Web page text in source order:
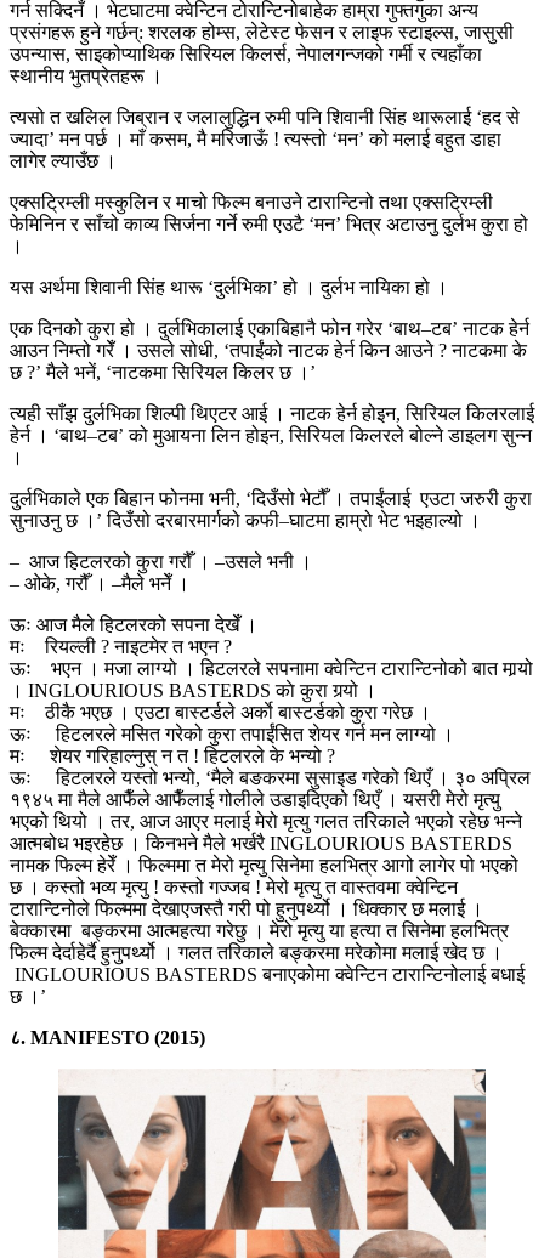
गर्न सक्दिनँ । भेटघाटमा क्वेन्टिन टोरान्टिनोबाहेक हाम्रा गुफ्तगुका अन्य
प्रसंगहरू हुने गर्छन्: शरलक होम्स, लेटेस्ट फेसन र लाइफ स्टाइल्स, जासुसी
उपन्यास, साइकोप्याथिक सिरियल किलर्स, नेपालगन्जको गर्मी र त्यहाँका
स्थानीय भुतप्रेतहरू ।
त्यसो त खलिल जिब्रान र जलालुद्धिन रुमी पनि शिवानी सिंह थारूलाई ‘हद से
ज्यादा’ मन पर्छ । माँ कसम, मै मरिजाऊँ ! त्यस्तो ‘मन’ को मलाई बहुत डाहा
लागेर ल्याउँछ ।
एक्सट्रिम्ली मस्कुलिन र माचो फिल्म बनाउने टारान्टिनो तथा एक्सट्रिम्ली
फेमिनिन र साँचो काव्य सिर्जना गर्ने रुमी एउटै ‘मन’ भित्र अटाउनु दुर्लभ कुरा हो
।
यस अर्थमा शिवानी सिंह थारू ‘दुर्लभिका’ हो । दुर्लभ नायिका हो ।
एक दिनको कुरा हो । दुर्लभिकालाई एकाबिहानै फोन गरेर ‘बाथ–टब’ नाटक हेर्न
आउन निम्तो गरेँ । उसले सोधी, ‘तपाईंको नाटक हेर्न किन आउने ? नाटकमा के
छ ?’ मैले भनें, ‘नाटकमा सिरियल किलर छ ।’
त्यही साँझ दुर्लभिका शिल्पी थिएटर आई । नाटक हेर्न होइन, सिरियल किलरलाई
हेर्न । ‘बाथ–टब’ को मुआयना लिन होइन, सिरियल किलरले बोल्ने डाइलग सुन्न
।
दुर्लभिकाले एक बिहान फोनमा भनी, ‘दिउँसो भेटौँ । तपाईंलाई एउटा जरुरी कुरा
सुनाउनु छ ।’ दिउँसो दरबारमार्गको कफी–घाटमा हाम्रो भेट भइहाल्यो ।
– आज हिटलरको कुरा गरौँ । –उसले भनी ।
– ओके, गरौँ । –मैले भनेँ ।
ऊः आज मैले हिटलरको सपना देखेँ ।
मः रियल्ली ? नाइटमेर त भएन ?
ऊः भएन । मजा लाग्यो । हिटलरले सपनामा क्वेन्टिन टारान्टिनोको बात मार्‍यो
। INGLOURIOUS BASTERDS काे कुरा गर्‍यो ।
मः ठीकै भएछ । एउटा बास्टर्डले अर्काे बास्टर्डको कुरा गरेछ ।
ऊः हिटलरले मसित गरेको कुरा तपाईंसित शेयर गर्न मन लाग्यो ।
मः शेयर गरिहाल्नुस् न त ! हिटलरले के भन्यो ?
ऊः हिटलरले यस्तो भन्यो, ‘मैले बङकरमा सुसाइड गरेको थिएँ । ३० अप्रिल
१९४५ मा मैले आफैँले आफैँलाई गोलीले उडाइदिएको थिएँ । यसरी मेरो मृत्यु
भएको थियो । तर, आज आएर मलाई मेरो मृत्यु गलत तरिकाले भएको रहेछ भन्ने
आत्मबोध भइरहेछ । किनभने मैले भर्खरै INGLOURIOUS BASTERDS
नामक फिल्म हेरेँ । फिल्ममा त मेरो मृत्यु सिनेमा हलभित्र आगो लागेर पो भएको
छ । कस्तो भव्य मृत्यु ! कस्तो गज्जब ! मेरो मृत्यु त वास्तवमा क्वेन्टिन
टारान्टिनोले फिल्ममा देखाएजस्तै गरी पो हुनुपर्थ्यो । धिक्कार छ मलाई ।
बेक्कारमा बङ्करमा आत्महत्या गरेछु । मेरो मृत्यु या हत्या त सिनेमा हलभित्र
फिल्म देर्दाहेर्दै हुनुपर्थ्यो । गलत तरिकाले बङ्करमा मरेकोमा मलाई खेद छ ।
INGLOURIOUS BASTERDS बनाएकोमा क्वेन्टिन टारान्टिनोलाई बधाई
छ ।’
८. MANIFESTO (2015)